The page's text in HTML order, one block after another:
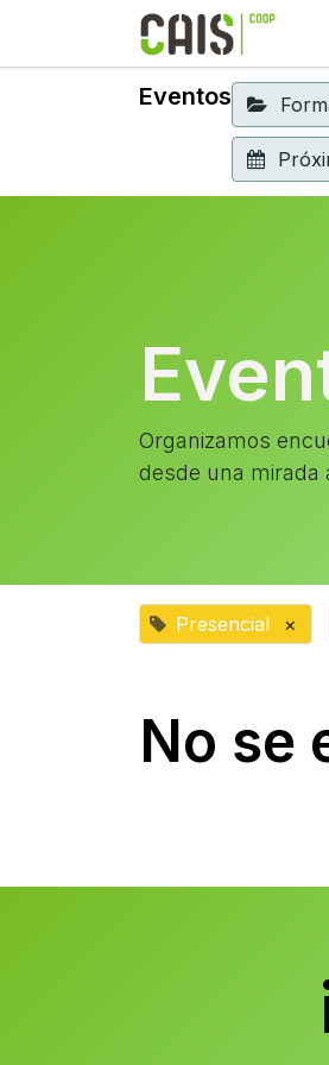
Eventos
Organizamos
desde una mirada
Presencial ×
No se